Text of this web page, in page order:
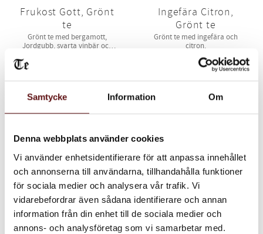
Samtycke Information Om
Denna webbplats använder cookies
Vi använder enhetsidentifierare för att anpassa innehållet
och annonserna till användarna, tillhandahålla funktioner
för sociala medier och analysera vår trafik. Vi
vidarebefordrar även sådana identifierare och annan
information från din enhet till de sociala medier och
annons- och analysföretag som vi samarbetar med.
Frukost Gott, Grönt
te
Grönt te med bergamott,
Jordgubb, svarta vinbär och
Lägg till i favoriter
Ingefära Citron,
Grönt te
Grönt te med ingefära och
citron.
Lägg till i favoriter